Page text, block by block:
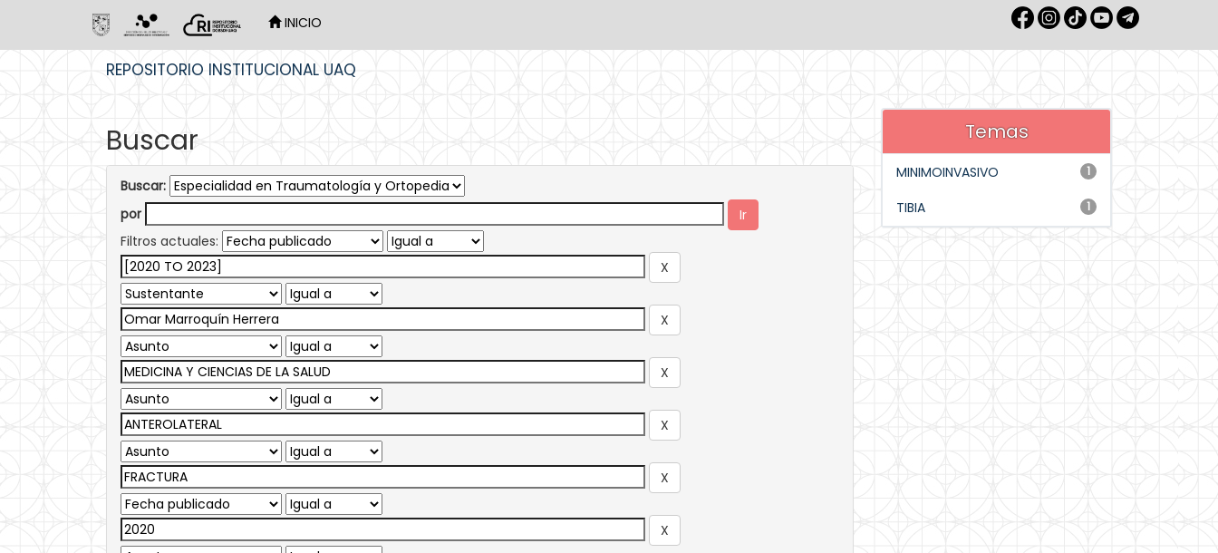
INICIO
REPOSITORIO INSTITUCIONAL UAQ
Buscar
Buscar:
por
Filtros actuales:
Temas
1
MINIMOINVASIVO
1
TIBIA